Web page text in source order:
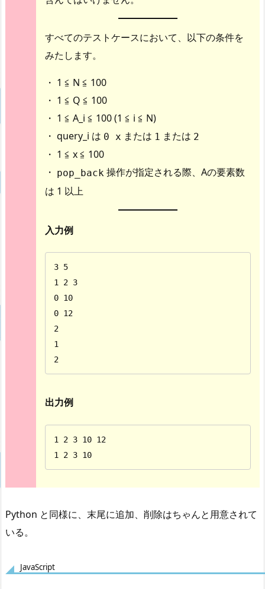
すべてのテストケースにおいて、以下の条件を
みたします。
・ 1 ≦ N ≦ 100
・ 1 ≦ Q ≦ 100
・ 1 ≦ A_i ≦ 100 (1 ≦ i ≦ N)
・ query_i は 0 x または 1 または 2
・ 1 ≦ x ≦ 100
・ pop_back 操作が指定される際、Aの要素数
は 1 以上
入力例
3 5
1 2 3
0 10
0 12
2
1
2
出力例
1 2 3 10 12
1 2 3 10
Python と同様に、末尾に追加、削除はちゃんと用意されて
いる。
JavaScript